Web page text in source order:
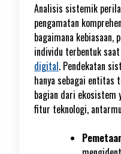
Analisis sistemik
pengamatan
bagaimana kebiasaan,
individu terbentuk
digital. Pendekatan
hanya sebagai entitas
bagian dari ekosistem
fitur teknologi,